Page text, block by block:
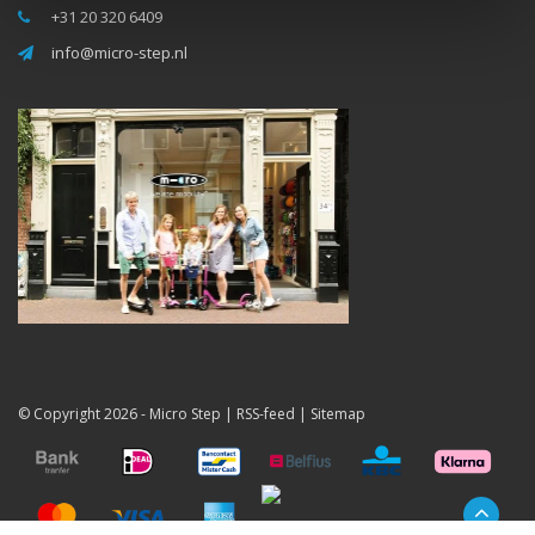
+31 20 320 6409
info@micro-step.nl
© Copyright 2026 - Micro Step | RSS-feed | Sitemap